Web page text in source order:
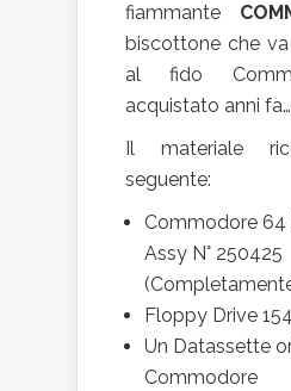
fiammante
biscottone che
al fido
acquistato anni fa…
Il materiale
seguente:
Commodore
Assy N° 250425
Floppy Drive
Un Datassette
Commodore